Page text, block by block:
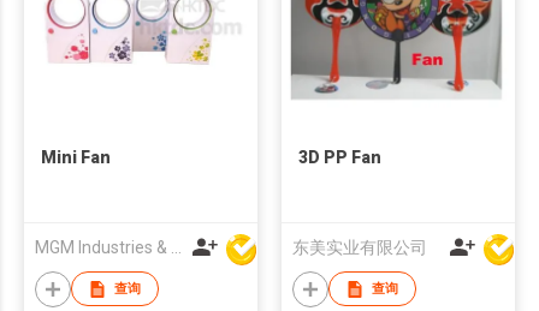
Mini Fan
MGM Industries & Company
查询
3D PP Fan
东美实业有限公司
查询